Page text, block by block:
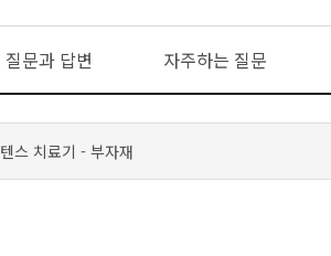
질문과 답변 자주하는 질문
텐스 치료기 - 부자재